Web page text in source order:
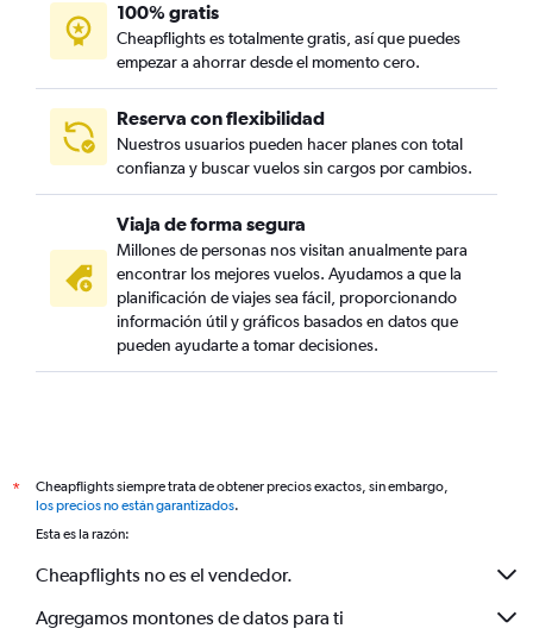
Vuelos a Málaga
Vuelos a Marsella
Vuelos a Dublín
Vuelos a Helsinki
Vuelos a Oporto
Vuelos a Mánchester
Vuelos a Niza
Vuelos a París-Orly
Vuelos a Hamburgo
Vuelos a Estocolmo-Arlanda
Vuelos a Nápoles
Vuelos a Praga
Vuelos a Budapest
Vuelos a Edimburgo
100% gratis
Cheapflights es totalmente gratis, así que puedes
empezar a ahorrar desde el momento cero.
Reserva con flexibilidad
Nuestros usuarios pueden hacer planes con total
confianza y buscar vuelos sin cargos por cambios.
Viaja de forma segura
Millones de personas nos visitan anualmente para
encontrar los mejores vuelos. Ayudamos a que la
planificación de viajes sea fácil, proporcionando
información útil y gráficos basados en datos que
pueden ayudarte a tomar decisiones.
*
Cheapflights siempre trata de obtener precios exactos, sin embargo,
los precios no están garantizados.
Esta es la razón:
Cheapflights no es el vendedor.
Agregamos montones de datos para ti